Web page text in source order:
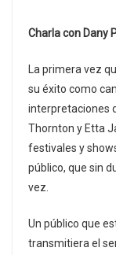
Charla con Dany
La primera vez
su éxito como
interpretaciones
Thornton y Etta
festivales y
público, que sin
vez.
Un público que
transmitiera el